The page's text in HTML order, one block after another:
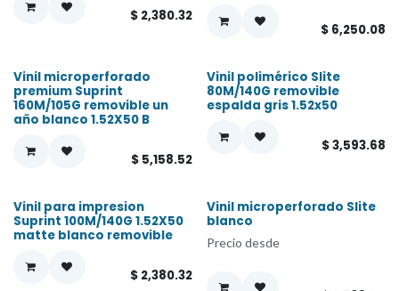
$ 2,380.32
$ 6,250.08
Vinil microperforado
premium Suprint
160M/105G removible un
año blanco 1.52X50 B
$ 5,158.52
Vinil polimérico Slite
80M/140G removible
espalda gris 1.52x50
$3,593.68
¡Nuevo!
Vinil para impresion
Suprint 100M/140G 1.52X50
matte blanco removible
$ 2,380.32
Vinil microperforado Slite
blanco
Precio desde